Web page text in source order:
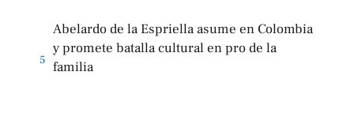
5
Abelardo de la Espriella asume en Colombia
y promete batalla cultural en pro de la
familia